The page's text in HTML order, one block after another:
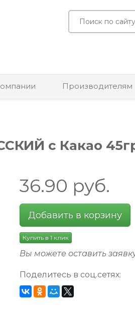
Производителям
с Какао
36.90 руб.
Добавить в корзину
Купить в 1 клик
Вы можете оставить
Поделитесь в соц.сетях: